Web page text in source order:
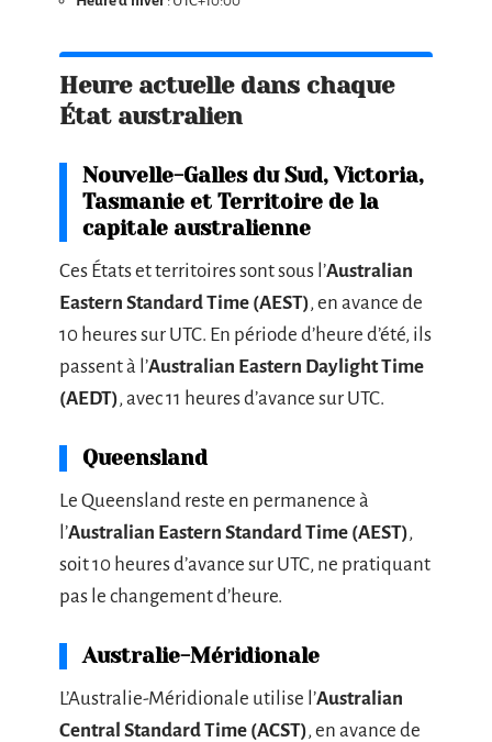
Heure actuelle dans chaque
État australien
Nouvelle-Galles du Sud, Victoria,
Tasmanie et Territoire de la
capitale australienne
Ces États et territoires sont sous l’Australian
Eastern Standard Time (AEST), en avance de
10 heures sur UTC. En période d’heure d’été, ils
passent à l’Australian Eastern Daylight Time
(AEDT), avec 11 heures d’avance sur UTC.
Queensland
Le Queensland reste en permanence à
l’Australian Eastern Standard Time (AEST),
soit 10 heures d’avance sur UTC, ne pratiquant
pas le changement d’heure.
Australie-Méridionale
L’Australie-Méridionale utilise l’Australian
Central Standard Time (ACST), en avance de